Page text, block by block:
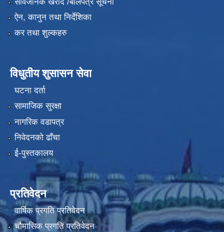
ऐन, कानुन तथा निर्देशिका
कर तथा शुल्कहरु
विधुतीय शुसासन सेवा
घटना दर्ता
सामाजिक सुरक्षा
नागरिक वडापत्र
निवेदनको ढाँचा
ई-पुस्तकालय
प्रतिवेदन
वार्षिक प्रगति प्रतिवेदन
चौमासिक प्रगति प्रतिवेदन